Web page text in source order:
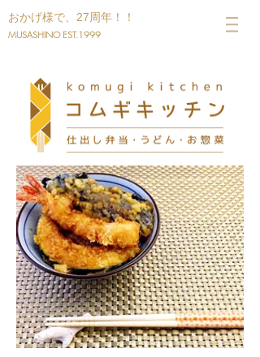
MUSASHINO EST.1999
​おかげ様で、27周年！！